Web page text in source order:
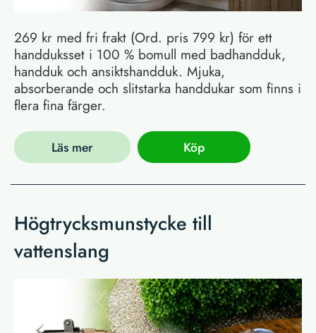
269 kr med fri frakt (Ord. pris 799 kr) för ett
handduksset i 100 % bomull med badhandduk,
handduk och ansiktshandduk. Mjuka,
absorberande och slitstarka handdukar som finns i
flera fina färger.
Läs mer Köp
Högtrycksmunstycke till
vattenslang